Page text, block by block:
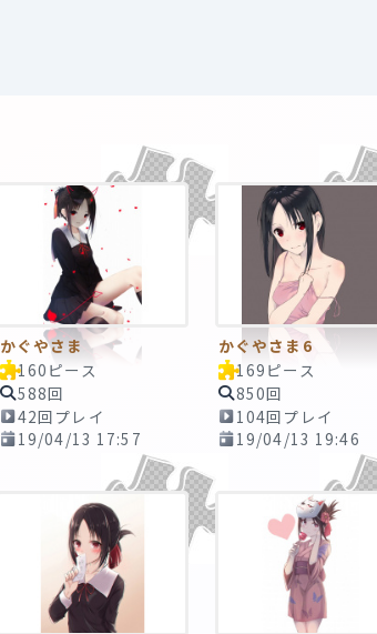
かぐやさま
160ピース
588回
42回プレイ
19/04/13 17:57
かぐやさま6
169ピース
850回
104回プレイ
19/04/13 19:46